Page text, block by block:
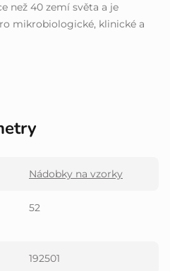
než 40 zemí světa a je
mikrobiologické, klinické a
Nádobky na vzorky
52
192501